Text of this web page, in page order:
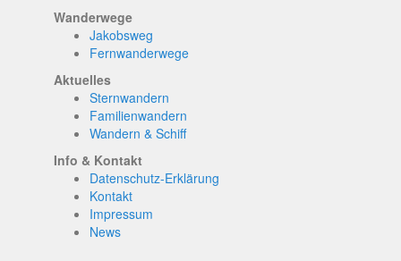
Wanderwege
Jakobsweg
Fernwanderwege
Aktuelles
Sternwandern
Familienwandern
Wandern & Schiff
Info & Kontakt
Datenschutz-Erklärung
Kontakt
Impressum
News